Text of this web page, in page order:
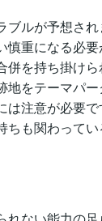
ブルが予想さ
慎重になる必
併を持ち掛け
地をテーマパ
は注意が必要
ちも関わって